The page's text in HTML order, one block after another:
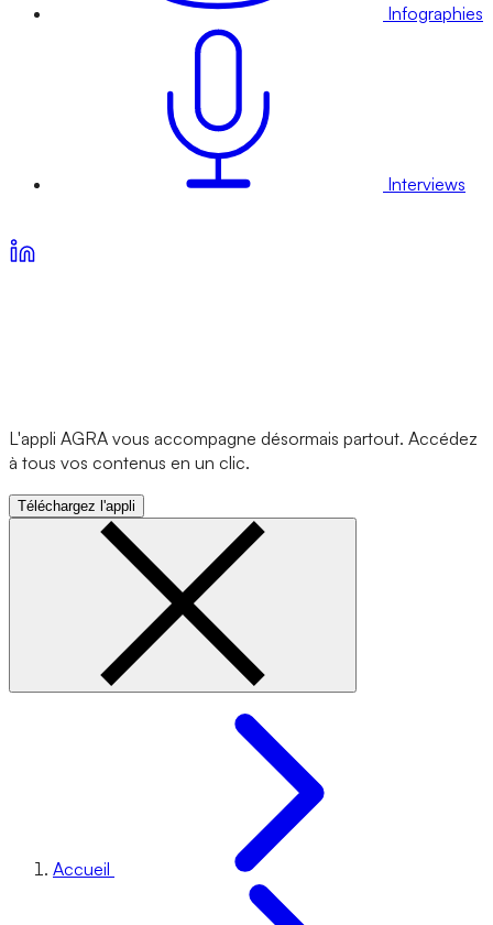
Infographies
Interviews
L'appli AGRA vous accompagne désormais partout. Accédez
à tous vos contenus en un clic.
Téléchargez l'appli
Accueil